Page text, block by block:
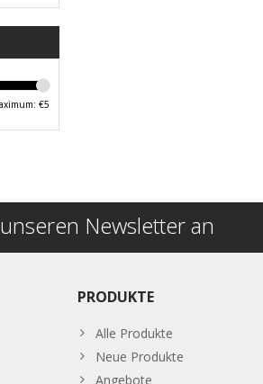
€5
Newsletter an
PRODUKTE
Alle Produkte
Neue Produkte
Angebote